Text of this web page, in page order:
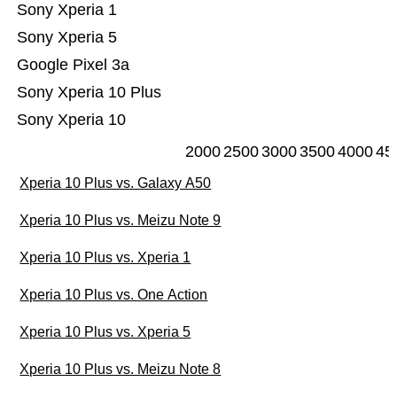
Sony Xperia 10
Sony Xperia 10 Plus
Google Pixel 3a
Sony Xperia 5
Sony Xperia 1
20002500300035004000
Xperia 10 Plus vs. Galaxy A50
Xperia 10 Plus vs. Meizu Note 9
Xperia 10 Plus vs. Xperia 1
Xperia 10 Plus vs. One Action
Xperia 10 Plus vs. Xperia 5
Xperia 10 Plus vs. Meizu Note 8